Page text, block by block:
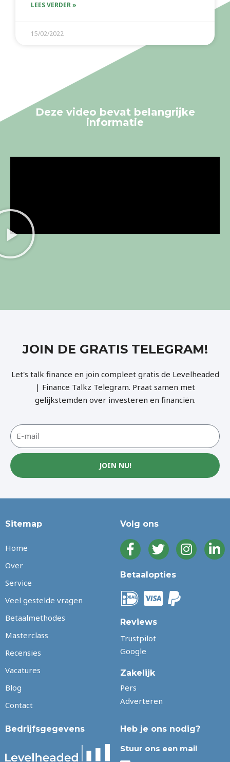
LEES VERDER »
15/02/2022
Deze video bevat belangrijke
informatie
JOIN DE GRATIS TELEGRAM!
Let's talk finance en join compleet gratis de Levelheaded
| Finance Talkz Telegram. Praat samen met
gelijkstemden over investeren en financiën.
JOIN NU!
Sitemap
Home
Over
Service
Veel gestelde vragen
Betaalmethodes
Masterclass
Recensies
Vacatures
Blog
Contact
Volg ons
Betaalopties
Reviews
Trustpilot
Google
Zakelijk
Pers
Adverteren
Bedrijfsgegevens
Heb je ons nodig?
Stuur ons een mail